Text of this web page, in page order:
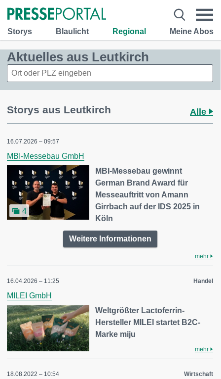
Storys Blaulicht Regional Meine Abos
Aktuelles aus Leutkirch
Storys aus Leutkirch Alle
16.07.2026 – 09:57
MBI-Messebau GmbH
4
MBI-Messebau gewinnt
German Brand Award für
Messeauftritt von Amann
Girrbach auf der IDS 2025 in
Köln
Weitere Informationen
mehr
16.04.2026 – 11:25 Handel
MILEI GmbH
Weltgrößter Lactoferrin-
Hersteller MILEI startet B2C-
Marke miju
mehr
18.08.2022 – 10:54 Wirtschaft